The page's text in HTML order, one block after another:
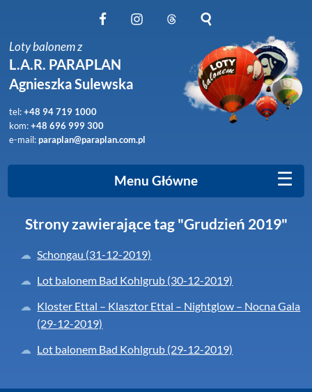
Obserwuj nas na Instagram
Obserwuj nas na Threads
Szukaj na stronie
Loty balonem z
L.A.R. PARAPLAN
Agnieszka Sulewska
tel:+48 94 719 1000
kom:+48 696 999 300
e-mail:paraplan@paraplan.com.pl
Menu Główne ☰
Strony zawierające tag "Grudzień 2019"
Schongau (31-12-2019)
Lot balonem Bad Kohlgrub (30-12-2019)
Kloster Ettal – Klasztor Ettal – Nightglow – Nocna Gala
(29-12-2019)
Lot balonem Bad Kohlgrub (29-12-2019)